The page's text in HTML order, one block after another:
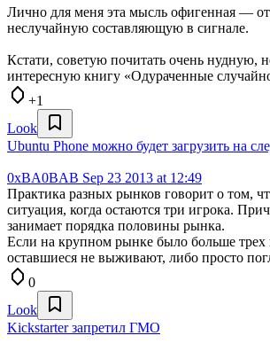
Лично для меня эта мысль офигенная —
неслучайную составляющую в сигнале.
Кстати, советую почитать очень нудную,
интересную книгу «Одураченные
+1
Look
Ubuntu Phone можно будет загрузить на
0xBA0BAB Sep 23 2013 at 12:49
Практика разных рынков говорит о том,
ситуация, когда остаются три игрока.
занимает порядка половины рынка.
Если на крупном рынке было больше
оставшиеся не выживают, либо просто
0
Look
Kickstarter запретил ГМО